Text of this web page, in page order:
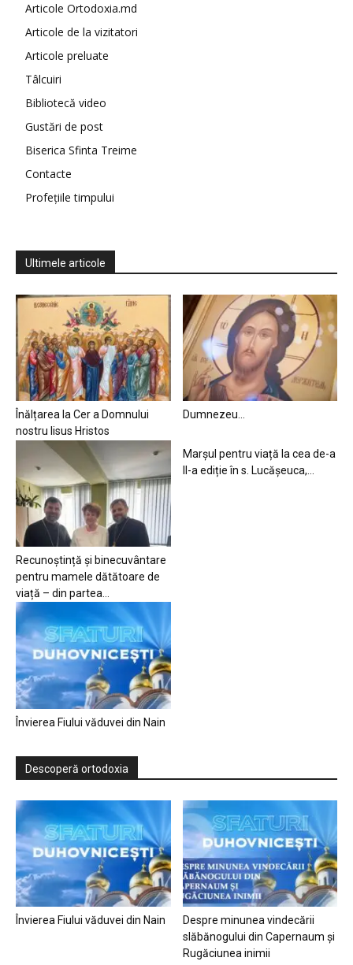
Articole Ortodoxia.md
Articole de la vizitatori
Articole preluate
Tâlcuiri
Bibliotecă video
Gustări de post
Biserica Sfinta Treime
Contacte
Profețiile timpului
Ultimele articole
Înălțarea la Cer a Domnului
nostru Iisus Hristos
Dumnezeu…
Recunoștință și binecuvântare
pentru mamele dătătoare de
viață – din partea...
Marșul pentru viață la cea de-a
II-a ediție în s. Lucășeuca,...
Învierea Fiului văduvei din Nain
Descoperă ortodoxia
Învierea Fiului văduvei din Nain
Despre minunea vindecării
slăbănogului din Capernaum și
Rugăciunea inimii